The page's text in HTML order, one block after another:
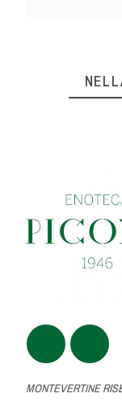
MONTEVERTINE